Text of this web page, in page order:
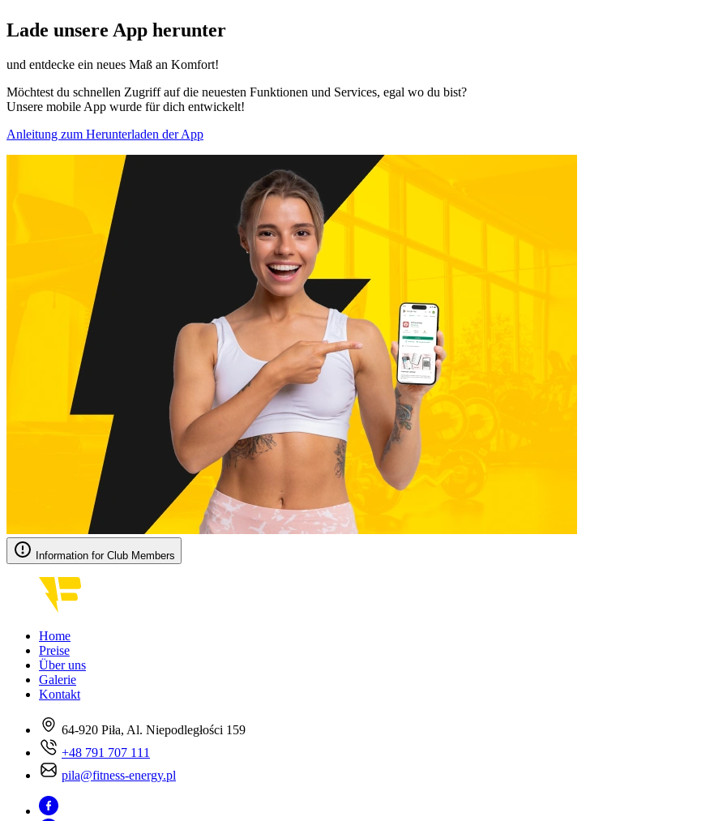
Lade unsere App herunter
und entdecke ein neues Maß an Komfort!
Möchtest du schnellen Zugriff auf die neuesten Funktionen und Services, egal wo du bist?
Unsere mobile App wurde für dich entwickelt!
Anleitung zum Herunterladen der App
Information for Club Members
Home
Preise
Über uns
Galerie
Kontakt
64-920 Piła, Al. Niepodległości 159
+48 791 707 111
pila@fitness-energy.pl